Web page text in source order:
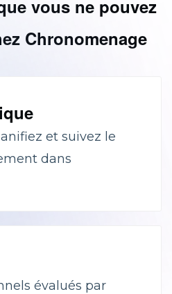
vous ne pouvez
Chronomenage
et suivez le
dans
évalués par